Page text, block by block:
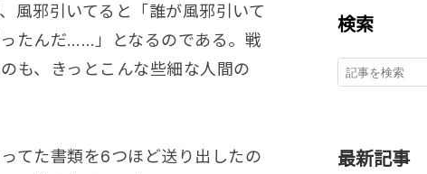
風邪引いてると「誰が風邪引いて
たんだ……」となるのである。戦
も、きっとこんな些細な人間の
てた書類を6つほど送り出したの
検索
最新記事